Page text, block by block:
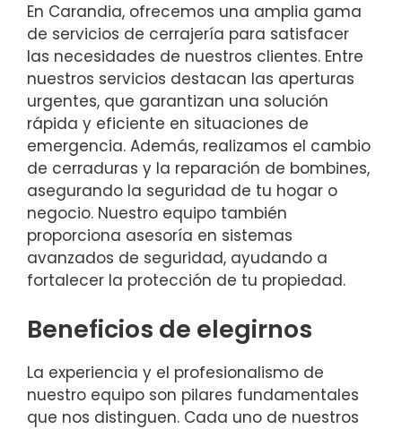
En Carandia, ofrecemos una amplia gama
de servicios de cerrajería para satisfacer
las necesidades de nuestros clientes. Entre
nuestros servicios destacan las aperturas
urgentes, que garantizan una solución
rápida y eficiente en situaciones de
emergencia. Además, realizamos el cambio
de cerraduras y la reparación de bombines,
asegurando la seguridad de tu hogar o
negocio. Nuestro equipo también
proporciona asesoría en sistemas
avanzados de seguridad, ayudando a
fortalecer la protección de tu propiedad.
Beneficios de elegirnos
La experiencia y el profesionalismo de
nuestro equipo son pilares fundamentales
que nos distinguen. Cada uno de nuestros